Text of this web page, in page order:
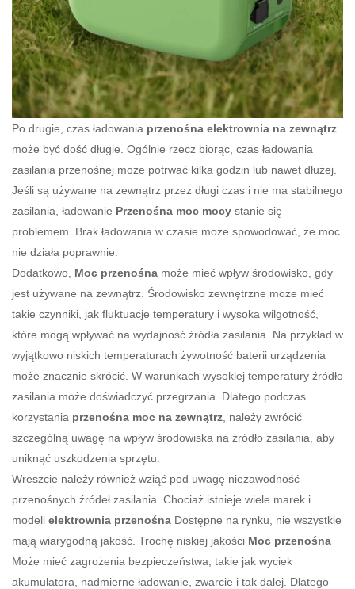
Po drugie, czas ładowania przenośna elektrownia na zewnątrz
może być dość długie. Ogólnie rzecz biorąc, czas ładowania
zasilania przenośnej może potrwać kilka godzin lub nawet dłużej.
Jeśli są używane na zewnątrz przez długi czas i nie ma stabilnego
zasilania, ładowanie Przenośna moc mocy stanie się
problemem. Brak ładowania w czasie może spowodować, że moc
nie działa poprawnie.
Dodatkowo, Moc przenośna może mieć wpływ środowisko, gdy
jest używane na zewnątrz. Środowisko zewnętrzne może mieć
takie czynniki, jak fluktuacje temperatury i wysoka wilgotność,
które mogą wpływać na wydajność źródła zasilania. Na przykład w
wyjątkowo niskich temperaturach żywotność baterii urządzenia
może znacznie skrócić. W warunkach wysokiej temperatury źródło
zasilania może doświadczyć przegrzania. Dlatego podczas
korzystania przenośna moc na zewnątrz , należy zwrócić
szczególną uwagę na wpływ środowiska na źródło zasilania, aby
uniknąć uszkodzenia sprzętu.
Wreszcie należy również wziąć pod uwagę niezawodność
przenośnych źródeł zasilania. Chociaż istnieje wiele marek i
modeli elektrownia przenośna Dostępne na rynku, nie wszystkie
mają wiarygodną jakość. Trochę niskiej jakości Moc przenośna
Może mieć zagrożenia bezpieczeństwa, takie jak wyciek
akumulatora, nadmierne ładowanie, zwarcie i tak dalej. Dlatego